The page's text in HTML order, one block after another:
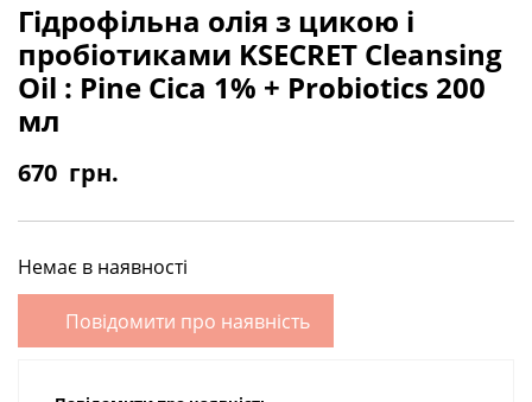
Гідрофільна олія з цикою і
пробіотиками KSECRET Cleansing
Oil : Pine Cica 1% + Probiotics 200
мл
670 грн.
Немає в наявності
Повідомити про наявність